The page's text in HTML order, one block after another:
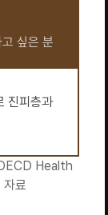
싶은 분
진피층과
Health
료